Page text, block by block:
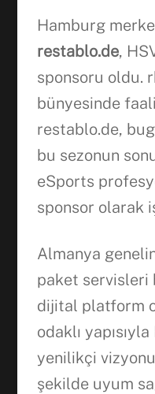
Hamburg
restablo.de,
sponsoru oldu.
bünyesinde
restablo.de,
bu sezonun
eSports
sponsor olarak
Almanya
paket servisleri
dijital platform
odaklı
yenilikçi
şekilde uyum